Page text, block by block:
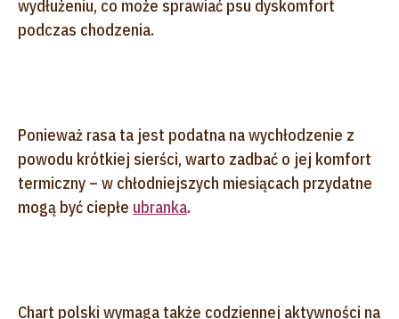
wydłużeniu, co może sprawiać psu dyskomfort
podczas chodzenia.
Ponieważ rasa ta jest podatna na wychłodzenie z
powodu krótkiej sierści, warto zadbać o jej komfort
termiczny – w chłodniejszych miesiącach przydatne
mogą być ciepłe ubranka.
Chart polski wymaga także codziennej aktywności na